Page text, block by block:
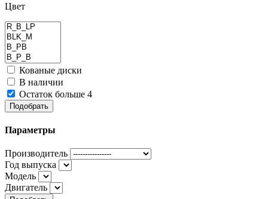
Цвет
Кованые диски
В наличии
Остаток больше 4
Подобрать
Параметры
Производитель
Год выпуска
Модель
Двигатель